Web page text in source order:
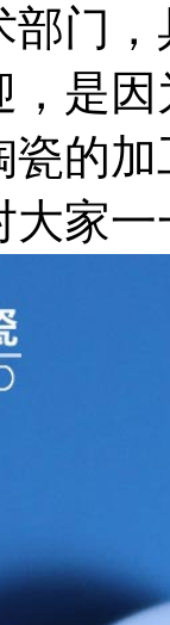
门
，是
瓷的
大家